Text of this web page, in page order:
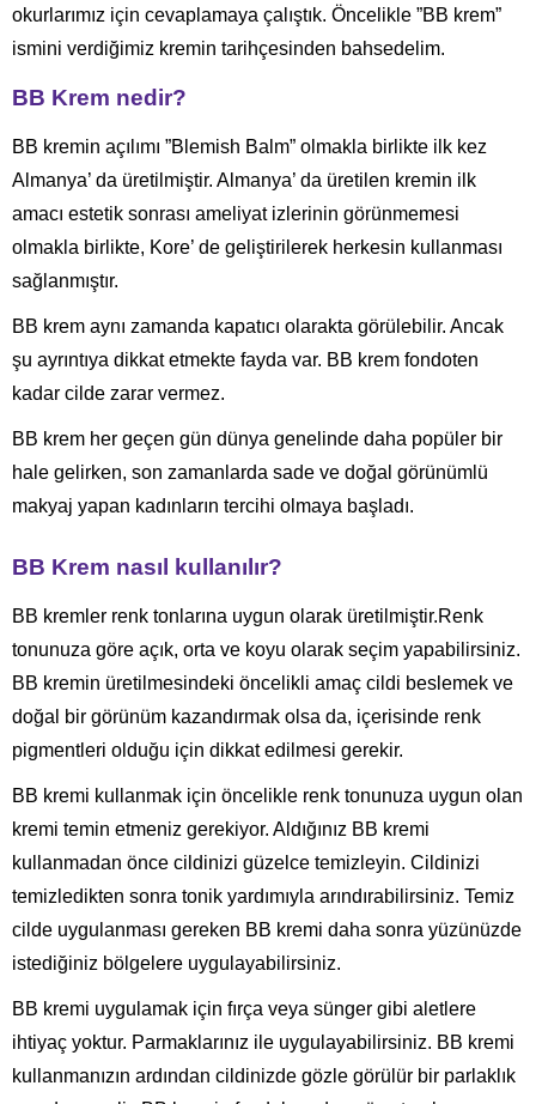
okurlarımız için cevaplamaya çalıştık. Öncelikle ”BB krem”
ismini verdiğimiz kremin tarihçesinden bahsedelim.
BB Krem nedir?
BB kremin açılımı ”Blemish Balm” olmakla birlikte ilk kez
Almanya’ da üretilmiştir. Almanya’ da üretilen kremin ilk
amacı estetik sonrası ameliyat izlerinin görünmemesi
olmakla birlikte, Kore’ de geliştirilerek herkesin kullanması
sağlanmıştır.
BB krem aynı zamanda kapatıcı olarakta görülebilir. Ancak
şu ayrıntıya dikkat etmekte fayda var. BB krem fondoten
kadar cilde zarar vermez.
BB krem her geçen gün dünya genelinde daha popüler bir
hale gelirken, son zamanlarda sade ve doğal görünümlü
makyaj yapan kadınların tercihi olmaya başladı.
BB Krem nasıl kullanılır?
BB kremler renk tonlarına uygun olarak üretilmiştir.Renk
tonunuza göre açık, orta ve koyu olarak seçim yapabilirsiniz.
BB kremin üretilmesindeki öncelikli amaç cildi beslemek ve
doğal bir görünüm kazandırmak olsa da, içerisinde renk
pigmentleri olduğu için dikkat edilmesi gerekir.
BB kremi kullanmak için öncelikle renk tonunuza uygun olan
kremi temin etmeniz gerekiyor. Aldığınız BB kremi
kullanmadan önce cildinizi güzelce temizleyin. Cildinizi
temizledikten sonra tonik yardımıyla arındırabilirsiniz. Temiz
cilde uygulanması gereken BB kremi daha sonra yüzünüzde
istediğiniz bölgelere uygulayabilirsiniz.
BB kremi uygulamak için fırça veya sünger gibi aletlere
ihtiyaç yoktur. Parmaklarınız ile uygulayabilirsiniz. BB kremi
kullanmanızın ardından cildinizde gözle görülür bir parlaklık